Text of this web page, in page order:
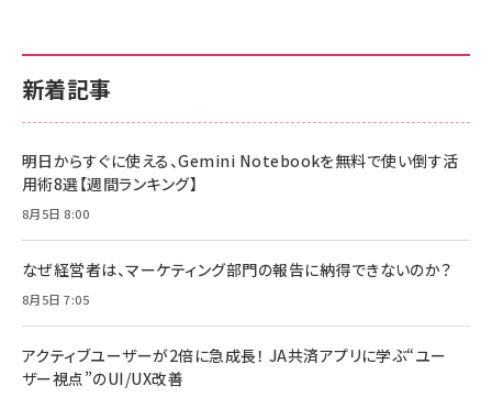
新着記事
明日からすぐに使える、Gemini Notebookを無料で使い倒す活
用術8選【週間ランキング】
8月5日 8:00
なぜ経営者は、マーケティング部門の報告に納得できないのか？
8月5日 7:05
アクティブユーザーが2倍に急成長！ JA共済アプリに学ぶ“ユー
ザー視点”のUI/UX改善